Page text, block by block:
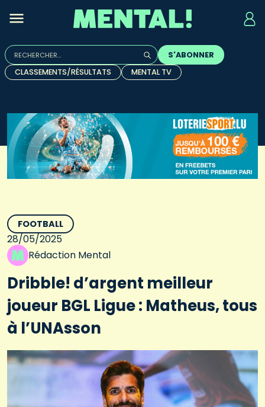
Rechercher :
Quand les résultats de l'auto-complétion sont
S'ABONNER
CLASSEMENTS/RÉSULTATS
MENTAL TV
FOOTBALL
28/05/2025
Rédaction Mental
Dribble! d’argent meilleur
joueur BGL Ligue : Matheus, tous
à l’UNAsson